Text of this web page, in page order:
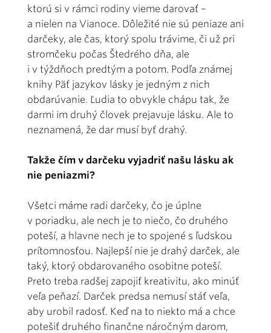
ktorú si v rámci rodiny vieme darovať –
a nielen na Vianoce. Dôležité nie sú peniaze ani
darčeky, ale čas, ktorý spolu trávime, či už pri
stromčeku počas Štedrého dňa, ale
i v týždňoch predtým a potom. Podľa známej
knihy Päť jazykov lásky je jedným z nich
obdarúvanie. Ľudia to obvykle chápu tak, že
darmi im druhý človek prejavuje lásku. Ale to
neznamená, že dar musí byť drahý.
Takže čím v darčeku vyjadriť našu lásku ak
nie peniazmi?
Všetci máme radi darčeky, čo je úplne
v poriadku, ale nech je to niečo, čo druhého
poteší, a hlavne nech je to spojené s ľudskou
prítomnosťou. Najlepší nie je drahý darček, ale
taký, ktorý obdarovaného osobitne poteší.
Preto treba radšej zapojiť kreativitu, ako minúť
veľa peňazí. Darček predsa nemusí stáť veľa,
aby urobil radosť. Keď na to niekto má a chce
potešiť druhého finančne náročným darom,